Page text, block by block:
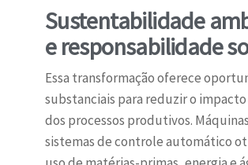
Sustentabilidade
e responsabilidade
Essa transformação oferece
substanciais para reduzir o
dos processos produtivos.
sistemas de controle automático